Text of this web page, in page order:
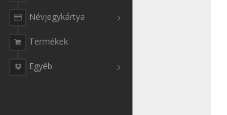
Névjegykártya
Termékek
Egyéb